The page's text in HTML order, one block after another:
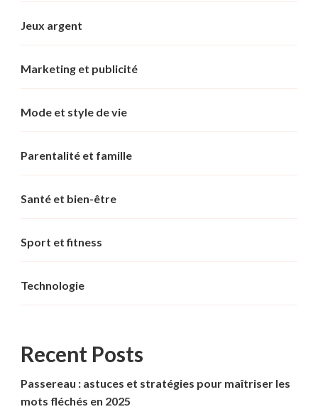
Jeux argent
Marketing et publicité
Mode et style de vie
Parentalité et famille
Santé et bien-être
Sport et fitness
Technologie
Recent Posts
Passereau : astuces et stratégies pour maîtriser les
mots fléchés en 2025